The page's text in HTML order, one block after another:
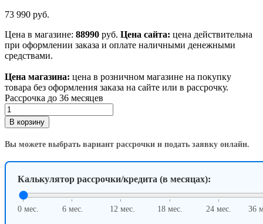
73 990 руб.
Цена в магазине: 88990 руб. Цена сайта: цена действительна
при оформлении заказа и оплате наличными денежными
средствами.
Цена магазина: цена в розничном магазине на покупку
товара без оформления заказа на сайте или в рассрочку.
Рассрочка до 36 месяцев
Количество
товара
Смартфон
Samsung
S26
Ultra
Cobalt
Violet
В корзину
Вы можете выбрать вариант рассрочки и подать заявку онлайн.
Калькулятор рассрочки/кредита (в месяцах):
0 мес. 6 мес. 12 мес. 18 мес. 24 мес. 36